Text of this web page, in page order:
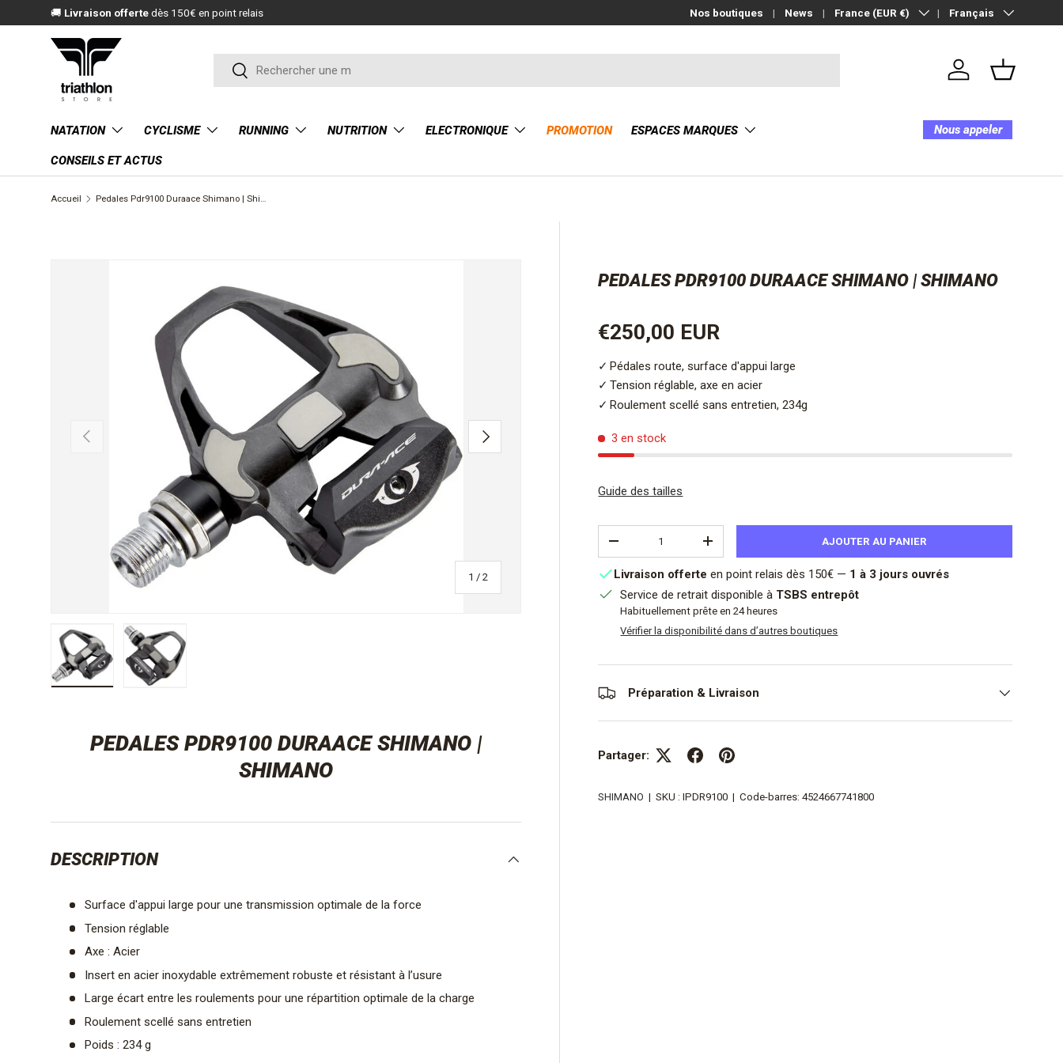
ALLER AU CONTENU
🚚 Livraison offertedès 150€ en point relais Nos boutiques News Pays
France (EUR €) LangueFrançais
Recherche
Rechercher
Se connecter
Panier
NATATION CYCLISME RUNNING NUTRITION ELECTRONIQUE PROMOTION ESPACES MARQUES
CONSEILS ET ACTUS
Nous appeler
Accueil Pedales Pdr9100 Duraace Shimano | Shimano
PASSER AUX INFORMATIONS PRODUITS
PRÉCÉDENT
1 /de
2
SUIVANT
PEDALES PDR9100 DURAACE SHIMANO | SHIMANO
Prix habituel
€250,00 EUR
Pédales route, surface d'appui large
Tension réglable, axe en acier
Roulement scellé sans entretien, 234g
3 en stock
Guide des tailles
DIMINUER LA QUANTITÉAUGMENTER LA QUANTITÉAJOUTER AU PANIER
Livraison offerte en point relais dès 150€ — 1 à 3 jours ouvrés
Service de retrait disponible à TSBS entrepôt
Habituellement prête en 24 heures
Vérifier la disponibilité dans d’autres boutiques
Préparation & Livraison
Partager:
SHIMANO |SKU : IPDR9100 |Code-barres: 4524667741800
PEDALES PDR9100 DURAACE SHIMANO |
SHIMANO
DESCRIPTION
Surface d'appui large pour une transmission optimale de la force
Tension réglable
Axe : Acier
Insert en acier inoxydable extrêmement robuste et résistant à l’usure
Large écart entre les roulements pour une répartition optimale de la charge
Roulement scellé sans entretien
Poids : 234 g